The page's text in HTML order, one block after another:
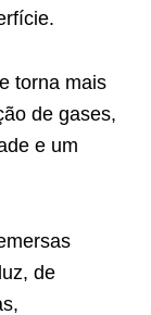
torna mais
de gases,
e um
de